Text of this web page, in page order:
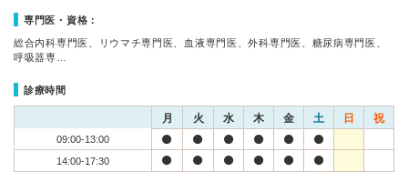
専門医・資格：
総合内科専門医、リウマチ専門医、血液専門医、外科専門医、糖尿病専門医、
呼吸器専…
診療時間
月 火 水 木 金 土 日 祝
09:00-13:00
14:00-17:30